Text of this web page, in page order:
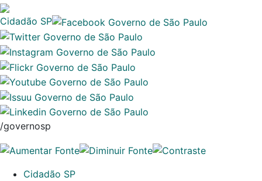
Cidadão SP
/governosp
Cidadão SP